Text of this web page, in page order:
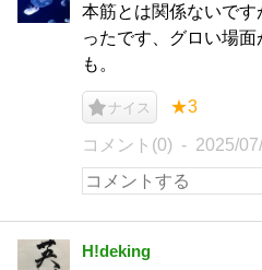
本筋とは関係ないで
ったです、グロい場
も。
ナイス ★3
コメント(0) 2025/
H!deking